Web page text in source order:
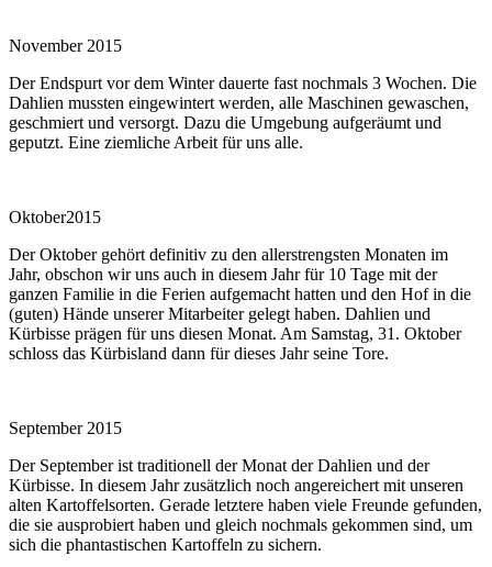
November 2015
Der Endspurt vor dem Winter dauerte fast nochmals 3 Wochen. Die
Dahlien mussten eingewintert werden, alle Maschinen gewaschen,
geschmiert und versorgt. Dazu die Umgebung aufgeräumt und
geputzt. Eine ziemliche Arbeit für uns alle.
Oktober2015
Der Oktober gehört definitiv zu den allerstrengsten Monaten im
Jahr, obschon wir uns auch in diesem Jahr für 10 Tage mit der
ganzen Familie in die Ferien aufgemacht hatten und den Hof in die
(guten) Hände unserer Mitarbeiter gelegt haben. Dahlien und
Kürbisse prägen für uns diesen Monat. Am Samstag, 31. Oktober
schloss das Kürbisland dann für dieses Jahr seine Tore.
September 2015
Der September ist traditionell der Monat der Dahlien und der
Kürbisse. In diesem Jahr zusätzlich noch angereichert mit unseren
alten Kartoffelsorten. Gerade letztere haben viele Freunde gefunden,
die sie ausprobiert haben und gleich nochmals gekommen sind, um
sich die phantastischen Kartoffeln zu sichern.